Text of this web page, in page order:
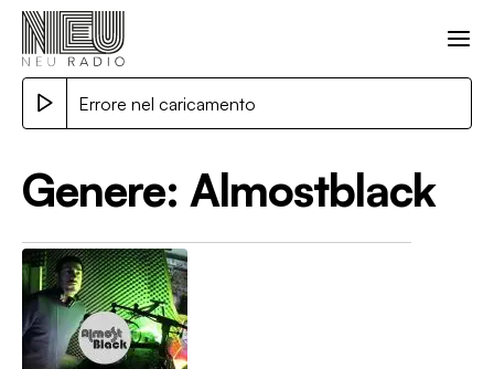
Errore nel caricamento
Genere: Almostblack